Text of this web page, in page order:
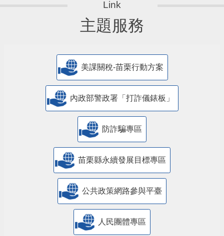
主題服務
美課關稅-苗栗行動方案
內政部警政署「打詐儀錶板」
防詐騙專區
苗栗縣永續發展目標專區
公共政策網路參與平臺
人民團體專區